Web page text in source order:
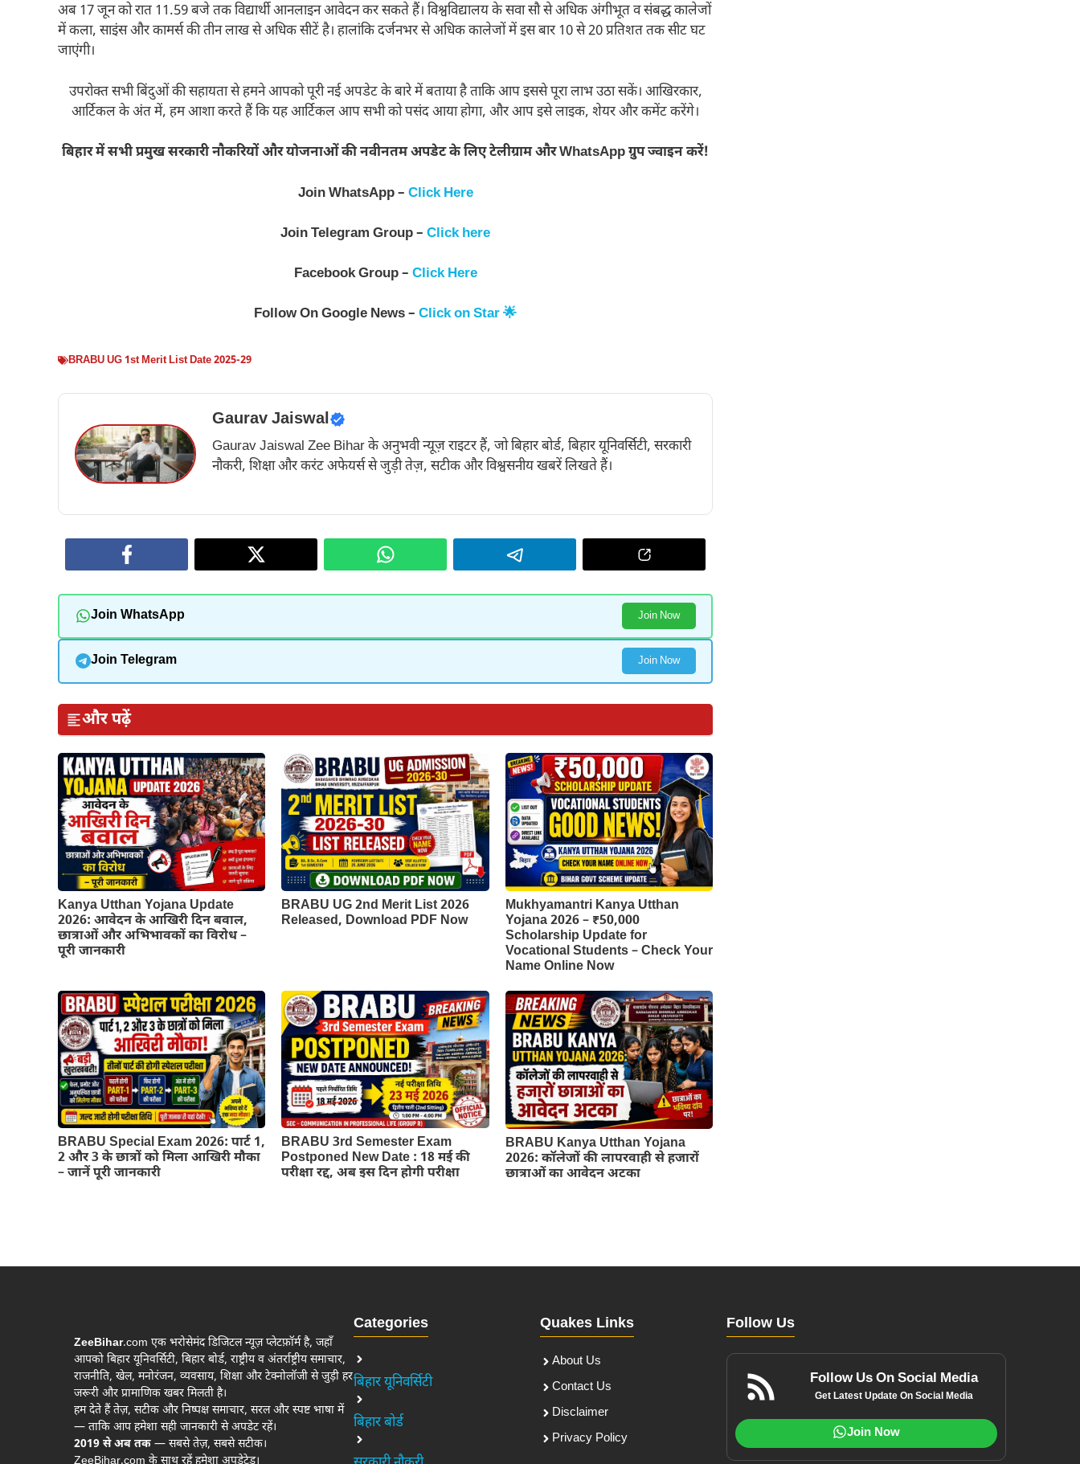
अब 17 जून को रात 11.59 बजे तक विद्यार्थी आनलाइन आवेदन कर सकते हैं। विश्वविद्यालय के सवा सौ से अधिक अंगीभूत व संबद्ध कालेजों
में कला, साइंस और कामर्स की तीन लाख से अधिक सीटें है। हालांकि दर्जनभर से अधिक कालेजों में इस बार 10 से 20 प्रतिशत तक सीट घट
जाएंगी।
उपरोक्त सभी बिंदुओं की सहायता से हमने आपको पूरी नई अपडेट के बारे में बताया है ताकि आप इससे पूरा लाभ उठा सकें। आखिरकार,
आर्टिकल के अंत में, हम आशा करते हैं कि यह आर्टिकल आप सभी को पसंद आया होगा, और आप इसे लाइक, शेयर और कमेंट करेंगे।
बिहार में सभी प्रमुख सरकारी नौकरियों और योजनाओं की नवीनतम अपडेट के लिए टेलीग्राम और WhatsApp ग्रुप ज्वाइन करें!
Join WhatsApp – Click Here
Join Telegram Group – Click here
Facebook Group – Click Here
Follow On Google News – Click on Star 🌟
BRABU UG 1st Merit List Date 2025-29
Gaurav Jaiswal
Gaurav Jaiswal Zee Bihar के अनुभवी न्यूज़ राइटर हैं, जो बिहार बोर्ड, बिहार यूनिवर्सिटी, सरकारी
नौकरी, शिक्षा और करंट अफेयर्स से जुड़ी तेज़, सटीक और विश्वसनीय खबरें लिखते हैं।
Join WhatsApp Join Now
Join Telegram Join Now
और पढ़ें
Kanya Utthan Yojana Update
2026: आवेदन के आखिरी दिन बवाल,
छात्राओं और अभिभावकों का विरोध –
पूरी जानकारी
BRABU UG 2nd Merit List 2026
Released, Download PDF Now
Mukhyamantri Kanya Utthan
Yojana 2026 – ₹50,000
Scholarship Update for
Vocational Students – Check Your
Name Online Now
BRABU Special Exam 2026: पार्ट 1,
2 और 3 के छात्रों को मिला आखिरी मौका
– जानें पूरी जानकारी
BRABU 3rd Semester Exam
Postponed New Date : 18 मई की
परीक्षा रद्द, अब इस दिन होगी परीक्षा
BRABU Kanya Utthan Yojana
2026: कॉलेजों की लापरवाही से हजारों
छात्राओं का आवेदन अटका
ZeeBihar.com एक भरोसेमंद डिजिटल न्यूज़ प्लेटफ़ॉर्म है, जहाँ
आपको बिहार यूनिवर्सिटी, बिहार बोर्ड, राष्ट्रीय व अंतर्राष्ट्रीय समाचार,
राजनीति, खेल, मनोरंजन, व्यवसाय, शिक्षा और टेक्नोलॉजी से जुड़ी हर
जरूरी और प्रामाणिक खबर मिलती है।
हम देते हैं तेज़, सटीक और निष्पक्ष समाचार, सरल और स्पष्ट भाषा में
— ताकि आप हमेशा सही जानकारी से अपडेट रहें।
2019 से अब तक — सबसे तेज़, सबसे सटीक।
ZeeBihar.com के साथ रहें हमेशा अपडेटेड।
Categories
बिहार यूनिवर्सिटी
बिहार बोर्ड
Quakes Links
About Us
Contact Us
Disclaimer
Privacy Policy
Follow Us
Follow Us On Social Media
Get Latest Update On Social Media
Join Now